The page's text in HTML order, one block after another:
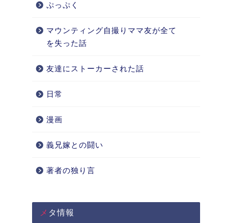
ぷっぷく
マウンティング自撮りママ友が全て
を失った話
友達にストーカーされた話
日常
漫画
義兄嫁との闘い
著者の独り言
メタ情報